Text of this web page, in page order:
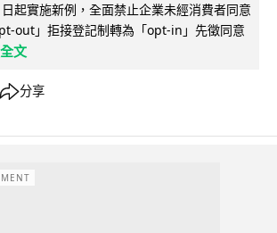
起實施新例，全面禁止企業未經消費者同意
out」拒接登記制轉為「opt-in」先徵同意
文
分享